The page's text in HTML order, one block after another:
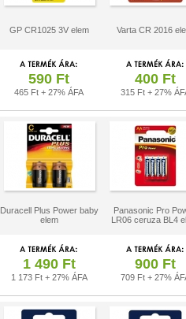
GP CR1025 3V elem Varta CR 2016
590 Ft
465 Ft + 27% ÁFA
400 Ft
315 Ft + 27%
Duracell Plus Power baby
elem
Panasonic Pro
LR06 ceruza BL4
1 490 Ft
1 173 Ft + 27% ÁFA
900 Ft
709 Ft + 27%